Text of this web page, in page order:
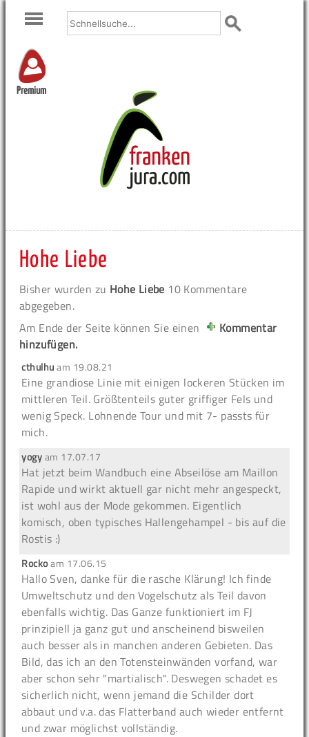
Premium
Hohe Liebe
Bisher wurden zu Hohe Liebe 10 Kommentare
abgegeben.
Am Ende der Seite können Sie einen
Kommentar
hinzufügen.
cthulhuam 19.08.21
Eine grandiose Linie mit einigen lockeren Stücken im
mittleren Teil. Größtenteils guter griffiger Fels und
wenig Speck. Lohnende Tour und mit 7- passts für
mich.
yogyam 17.07.17
Hat jetzt beim Wandbuch eine Abseilöse am Maillon
Rapide und wirkt aktuell gar nicht mehr angespeckt,
ist wohl aus der Mode gekommen. Eigentlich
komisch, oben typisches Hallengehampel - bis auf die
Rostis :)
Rockoam 17.06.15
Hallo Sven, danke für die rasche Klärung! Ich finde
Umweltschutz und den Vogelschutz als Teil davon
ebenfalls wichtig. Das Ganze funktioniert im FJ
prinzipiell ja ganz gut und anscheinend bisweilen
auch besser als in manchen anderen Gebieten. Das
Bild, das ich an den Totensteinwänden vorfand, war
aber schon sehr "martialisch". Deswegen schadet es
sicherlich nicht, wenn jemand die Schilder dort
abbaut und v.a. das Flatterband auch wieder entfernt
und zwar möglichst vollständig.